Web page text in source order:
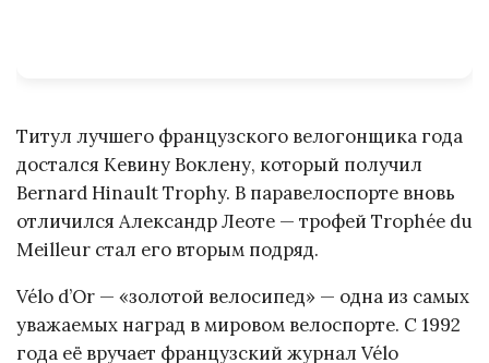
Титул лучшего французского велогонщика года
достался Кевину Воклену, который получил
Bernard Hinault Trophy. В паравелоспорте вновь
отличился Александр Леоте — трофей Trophée du
Meilleur стал его вторым подряд.
Vélo d’Or — «золотой велосипед» — одна из самых
уважаемых наград в мировом велоспорте. С 1992
года её вручает французский журнал Vélo